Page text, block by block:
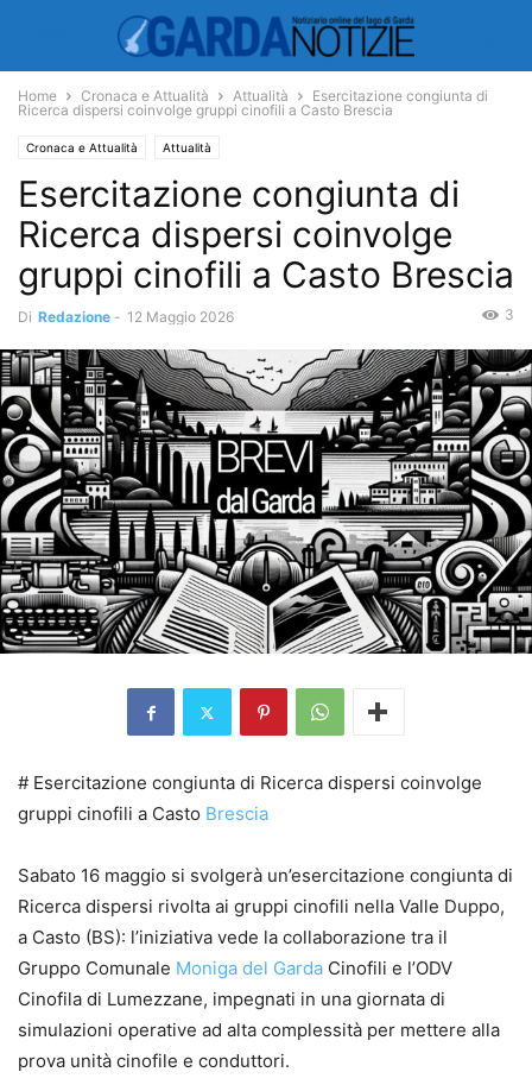
Home Cronaca e Attualità Attualità
Esercitazione congiunta di
Ricerca dispersi coinvolge gruppi cinofili a Casto Brescia
Cronaca e Attualità Attualità
Esercitazione congiunta di
Ricerca dispersi coinvolge
gruppi cinofili a Casto Brescia
Di Redazione - 12 Maggio 2026 3
# Esercitazione congiunta di Ricerca dispersi coinvolge
gruppi cinofili a Casto Brescia
Sabato 16 maggio si svolgerà un’esercitazione congiunta di
Ricerca dispersi rivolta ai gruppi cinofili nella Valle Duppo,
a Casto (BS): l’iniziativa vede la collaborazione tra il
Gruppo Comunale Moniga del Garda Cinofili e l’ODV
Cinofila di Lumezzane, impegnati in una giornata di
simulazioni operative ad alta complessità per mettere alla
prova unità cinofile e conduttori.